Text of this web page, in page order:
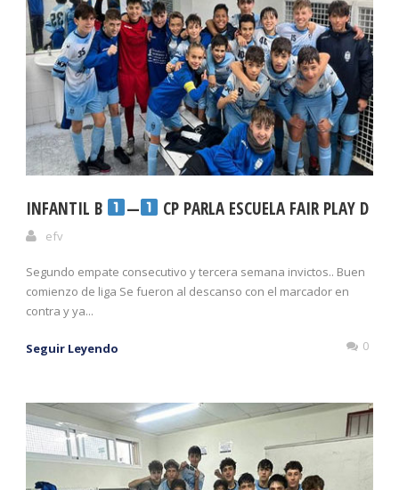
INFANTIL B — CP PARLA ESCUELA FAIR PLAY D
efv
Segundo empate consecutivo y tercera semana invictos.. Buen
comienzo de liga Se fueron al descanso con el marcador en
contra y ya...
Seguir Leyendo 0